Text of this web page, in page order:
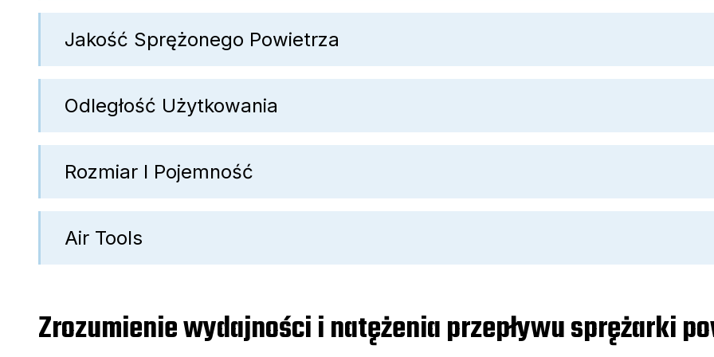
Jakość Sprężonego Powietrza
Odległość Użytkowania
Rozmiar I Pojemność
Air Tools
Zrozumienie wydajności i natężenia przepływu sprężarki